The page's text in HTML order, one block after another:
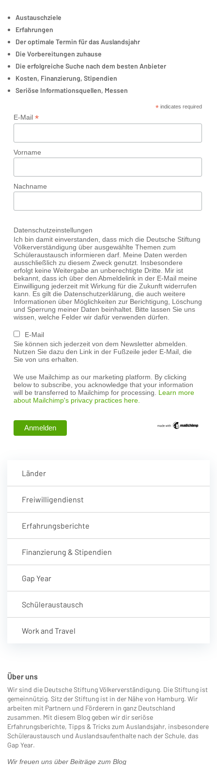
Austauschziele
Erfahrungen
Der optimale Termin für das Auslandsjahr
Die Vorbereitungen zuhause
Die erfolgreiche Suche nach dem besten Anbieter
Kosten, Finanzierung, Stipendien
Seriöse Informationsquellen, Messen
*indicates required
E-Mail *
Vorname
Nachname
Datenschutzeinstellungen
Ich bin damit einverstanden, dass mich die Deutsche Stiftung
Völkerverständigung über ausgewählte Themen zum
Schüleraustausch informieren darf. Meine Daten werden
ausschließlich zu diesem Zweck genutzt. Insbesondere
erfolgt keine Weitergabe an unberechtigte Dritte. Mir ist
bekannt, dass ich über den Abmeldelink in der E-Mail meine
Einwilligung jederzeit mit Wirkung für die Zukunft widerrufen
kann. Es gilt die Datenschutzerklärung, die auch weitere
Informationen über Möglichkeiten zur Berichtigung, Löschung
und Sperrung meiner Daten beinhaltet. Bitte lassen Sie uns
wissen, welche Felder wir dafür verwenden dürfen.
E-Mail
Sie können sich jederzeit von dem Newsletter abmelden.
Nutzen Sie dazu den Link in der Fußzeile jeder E-Mail, die
Sie von uns erhalten.
We use Mailchimp as our marketing platform. By clicking
below to subscribe, you acknowledge that your information
will be transferred to Mailchimp for processing. Learn more
about Mailchimp's privacy practices here.
Länder
Freiwilligendienst
Erfahrungsberichte
Finanzierung & Stipendien
Gap Year
Schüleraustausch
Work and Travel
Über uns
Wir sind die Deutsche Stiftung Völkerverständigung. Die Stiftung ist
gemeinnützig. Sitz der Stiftung ist in der Nähe von Hamburg. Wir
arbeiten mit Partnern und Förderern in ganz Deutschland
zusammen. Mit diesem Blog geben wir dir seriöse
Erfahrungsberichte, Tipps & Tricks zum Auslandsjahr, insbesondere
Schüleraustausch und Auslandsaufenthalte nach der Schule, das
Gap Year.
Wir freuen uns über Beiträge zum Blog